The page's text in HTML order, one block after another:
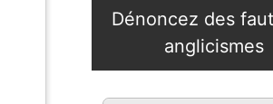
Dénoncez des
anglicismes